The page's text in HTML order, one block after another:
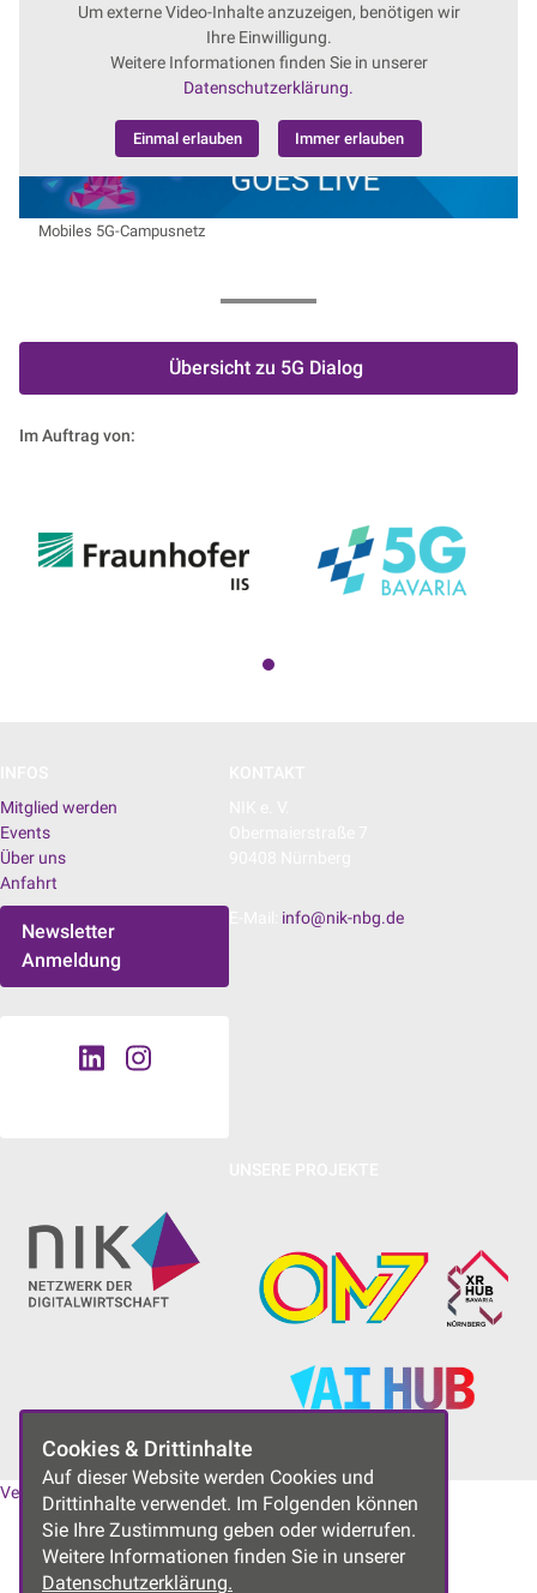
Um externe Video-Inhalte anzuzeigen, benötigen wir
Ihre Einwilligung.
Weitere Informationen finden Sie in unserer
Datenschutzerklärung.
Einmal erlauben Immer erlauben
Mobiles 5G-Campusnetz
Übersicht zu 5G Dialog
Im Auftrag von:
Mitglied werden
Events
Über uns
Anfahrt
Newsletter
Anmeldung
info@nik-nbg.de
Vereinssatzung | Datenschutzerklärung Impressum
Cookies & Drittinhalte
Auf dieser Website werden Cookies und
Drittinhalte verwendet. Im Folgenden können
Sie Ihre Zustimmung geben oder widerrufen.
Weitere Informationen finden Sie in unserer
Datenschutzerklärung.